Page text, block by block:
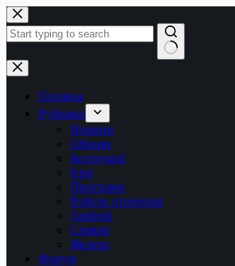
Перейти
до
вмісту
Немає
результатів
Головна
Рубрики
Новини
Обзори
Інструкції
Ігри
Програми
Робоче оточення
Android
Сервер
Железо
Форум